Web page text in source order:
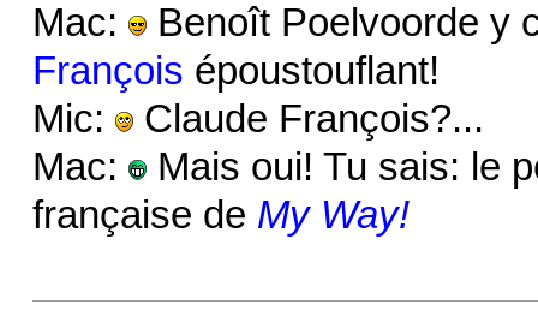
Mac:
Benoît Poelvoorde y
François époustouflant!
Mic:
Claude François?...
Mac:
Mais oui! Tu sais: le
française de My Way!